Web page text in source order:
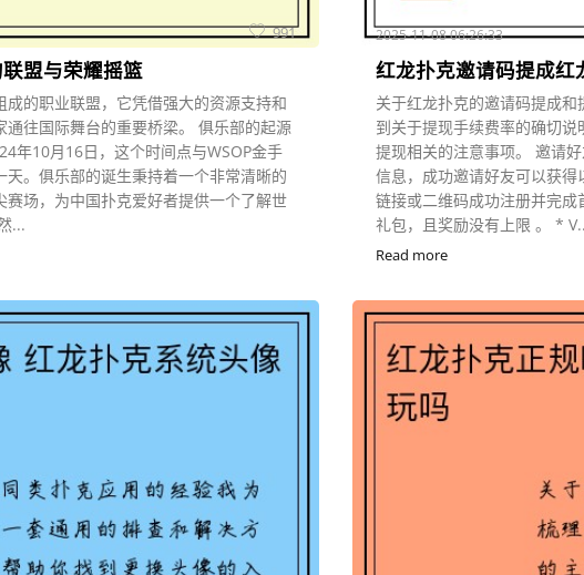
991
盟与荣耀摇篮
的职业联盟，它凭借强大的资源支持和
往国际舞台的重要桥梁。 俱乐部的起源
年10月16日，这个时间点与WSOP金手
。俱乐部的诞生秉持着一个非常清晰的
场，为中国扑克爱好者提供一个了解世
...
2025-11-08 06:26:33
红龙扑克邀请码提成
关于红龙扑克的邀请码提成
到关于提现手续费率的确切
提现相关的注意事项。 邀请
信息，成功邀请好友可以获
链接或二维码成功注册并完
礼包，且奖励没有上限 。 *
Read more